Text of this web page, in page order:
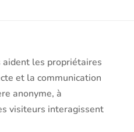
les propriétaires
et la communication
anonyme, à
visiteurs interagissent